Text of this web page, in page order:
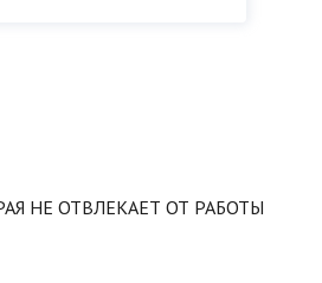
НЕ ОТВЛЕКАЕТ ОТ РАБОТЫ